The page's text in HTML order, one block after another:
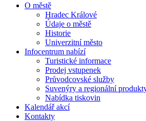
O městě
Hradec Králové
Údaje o městě
Historie
Univerzitní město
Infocentrum nabízí
Turistické informace
Prodej vstupenek
Průvodcovské služby
Suvenýry a regionální
Nabídka tiskovin
Kalendář akcí
Kontakty